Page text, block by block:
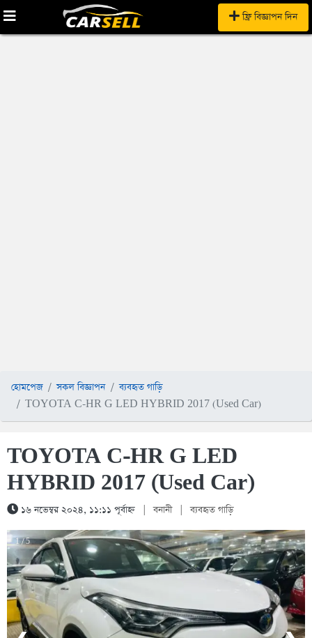
ফ্রি বিজ্ঞাপন দিন
হোমপেজ সকল বিজ্ঞাপন
ব্যবহৃত গাড়ি
TOYOTA C-HR G LED HYBRID 2017 (Used Car)
TOYOTA C-HR G LED
HYBRID 2017 (Used Car)
১৬ নভেম্বর ২০২৪, ১১:১১ পূর্বাহ্ন বনানী ব্যবহৃত গাড়ি
1 / 5